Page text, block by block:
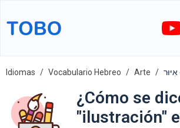
Idiomas Vocabulario Hebreo Arte
¿Cómo se
"ilustración"